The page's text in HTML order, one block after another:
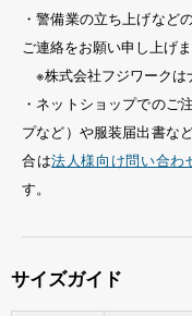
・警備業の立ち上げなど
ご連絡をお願い申し上げま
※株式会社フジワークは
・ネットショップでのご
プなど）や服装届出書な
合は法人様向け問い合わ
す。
サイズガイド